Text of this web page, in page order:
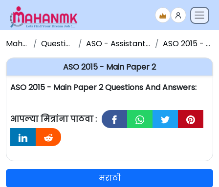
Maha NMK Question Papers ASO - Assistant Section Officer ASO 2015 - Main Paper 2
ASO 2015 - Main Paper 2
ASO 2015 - Main Paper 2 Questions And Answers:
आपल्या मित्रांना पाठवा :
मराठी